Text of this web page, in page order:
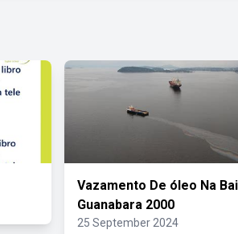
Vazamento De óleo Na
Guanabara 2000
25 September 2024